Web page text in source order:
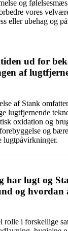
og
vores
eller ubehag og
ud for
af
af Stank
lugtfjernende
oxidation og
og
lugtpåvirkninger.
har lugt og
og hvordan
rolle i forskellige